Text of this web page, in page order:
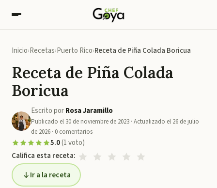
Inicio Recetas Puerto Rico Receta de Piña Colada Boricua
Receta de Piña Colada
Boricua
Escrito porRosa Jaramillo
Publicado el 30 de noviembre de 2023 · Actualizado el 26 de julio
de 2026 · 0 comentarios
5.0(1voto)
Califica esta receta:
Ir a la receta